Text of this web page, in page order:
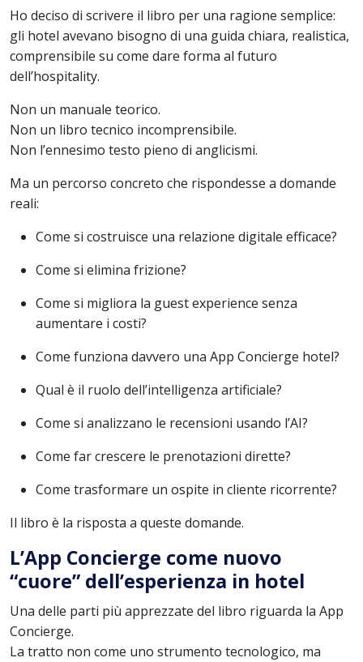
Ho deciso di scrivere il libro per una ragione semplice:
gli hotel avevano bisogno di una guida chiara, realistica,
comprensibile su come dare forma al futuro
dell’hospitality.
Non un manuale teorico.
Non un libro tecnico incomprensibile.
Non l’ennesimo testo pieno di anglicismi.
Ma un percorso concreto che rispondesse a domande
reali:
Come si costruisce una relazione digitale efficace?
Come si elimina frizione?
Come si migliora la guest experience senza
aumentare i costi?
Come funziona davvero una App Concierge hotel?
Qual è il ruolo dell’intelligenza artificiale?
Come si analizzano le recensioni usando l’AI?
Come far crescere le prenotazioni dirette?
Come trasformare un ospite in cliente ricorrente?
Il libro è la risposta a queste domande.
L’App Concierge come nuovo
“cuore” dell’esperienza in hotel
Una delle parti più apprezzate del libro riguarda la App
Concierge.
La tratto non come uno strumento tecnologico, ma